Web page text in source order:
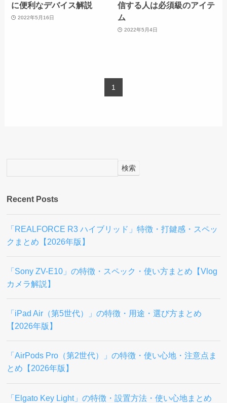
に便利なデバイス解説
2022年5月16日
信する人は必須級のアイテ
ム
2022年5月4日
1
検索
Recent Posts
「REALFORCE R3 ハイブリッド」特徴・打鍵感・スペッ
クまとめ【2026年版】
「Sony ZV-E10」の特徴・スペック・使い方まとめ【Vlog
カメラ解説】
「iPad Air（第5世代）」の特徴・用途・選び方まとめ
【2026年版】
「AirPods Pro（第2世代）」の特徴・使い心地・注意点ま
とめ【2026年版】
「Elgato Key Light」の特徴・設置方法・使い心地まとめ